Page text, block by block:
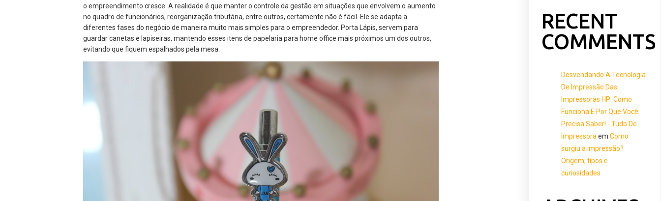
o empreendimento cresce. A realidade é que manter o controle da gestão em situações que envolvem o aumento
no quadro de funcionários, reorganização tributária, entre outros, certamente não é fácil. Ele se adapta a
diferentes fases do negócio de maneira muito mais simples para o empreendedor. Porta Lápis, servem para
guardar canetas e lapiseiras, mantendo esses itens de papelaria para home office mais próximos um dos outros,
evitando que fiquem espalhados pela mesa.
RECENT
COMMENTS
Desvendando A Tecnologia
De Impressão Das
Impressoras HP: Como
Funciona E Por Que Você
Precisa Saber! - Tudo De
ImpressoraemComo
surgiu a impressão?
Origem, tipos e
curiosidades